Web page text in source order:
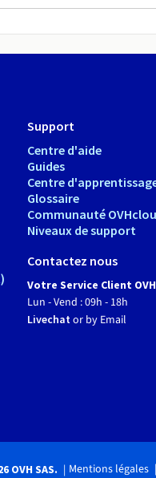
Support
Centre d'aide
Guides
Centre
Glossaire
Communauté
Niveaux de support
Contactez nous
Votre Service Client
Lun - Vend : 09h - 18h
Livechat or by Email
OVH SAS. Mentions légales